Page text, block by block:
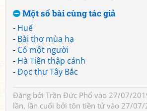
Một số bài cùng tác giả
- Huế
- Bài thơ mùa hạ
- Có một người
- Hà Tiên thập cảnh
-Đọc thư Tây Bắc
Đăng bởi Trần Đức Phổ vào 27/07/
lần, lần cuối bởi tôn tiền tửvào 27/07/